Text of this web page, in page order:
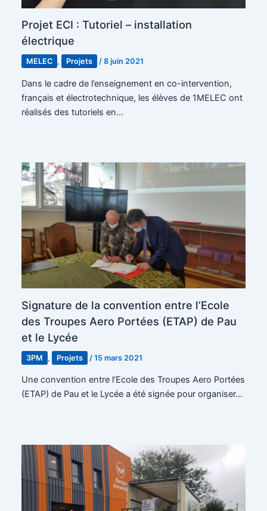
Projet ECI : Tutoriel – installation
électrique
MELEC , Projets /8 juin 2021
Dans le cadre de l’enseignement en co-intervention,
français et électrotechnique, les élèves de 1MELEC ont
réalisés des tutoriels en…
Signature de la convention entre l’Ecole
des Troupes Aero Portées (ETAP) de Pau
et le Lycée
3PM , Projets /15 mars 2021
Une convention entre l’Ecole des Troupes Aero Portées
(ETAP) de Pau et le Lycée a été signée pour organiser…